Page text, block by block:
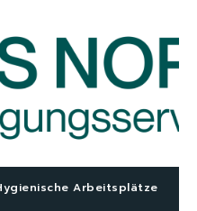
Arbeitsplätze